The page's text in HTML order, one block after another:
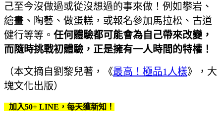
己至今沒做過或從沒想過的事來做！例如攀岩、
繪畫、陶藝、做蛋糕，或報名參加馬拉松、古道
健行等等。 任何體驗都可能會為自己帶來改變，
而隨時挑戰初體驗，正是擁有一人時間的特權！
（本文摘自劉黎兒著，《最高！極品1人樣》，大
塊文化出版）
加入50+ LINE，每天獲新知！